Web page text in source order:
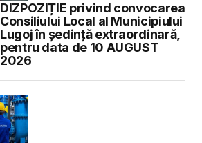
DIZPOZIȚIE privind convocarea
Consiliului Local al Municipiului
Lugoj în şedinţă extraordinară,
pentru data de 10 AUGUST
2026